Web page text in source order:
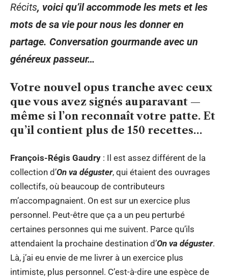
Récits, voici qu’il accommode les mets et les
mots de sa vie pour nous les donner en
partage. Conversation gourmande avec un
généreux passeur…
Votre nouvel opus tranche avec ceux
que vous avez signés auparavant —
même si l’on reconnaît votre patte. Et
qu’il contient plus de 150 recettes…
François-Régis Gaudry : Il est assez différent de la
collection d’On va déguster, qui étaient des ouvrages
collectifs, où beaucoup de contributeurs
m’accompagnaient. On est sur un exercice plus
personnel. Peut-être que ça a un peu perturbé
certaines personnes qui me suivent. Parce qu’ils
attendaient la prochaine destination d’On va déguster.
Là, j’ai eu envie de me livrer à un exercice plus
intimiste, plus personnel. C’est-à-dire une espèce de